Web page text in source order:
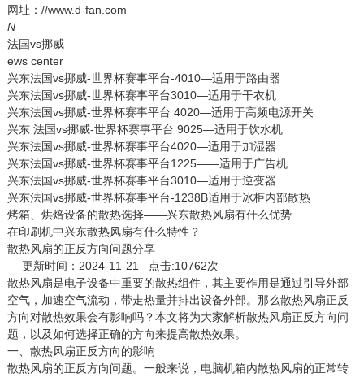
网址：//www.d-fan.com
N
法国vs挪威
ews center
兴东法国vs挪威-世界杯赛事平台-4010—适用于路由器
兴东法国vs挪威-世界杯赛事平台3010—适用于干衣机
兴东法国vs挪威-世界杯赛事平台 4020—适用于高频电源开关
兴东 法国vs挪威-世界杯赛事平台 9025—适用于饮水机
兴东法国vs挪威-世界杯赛事平台4020—适用于加湿器
兴东法国vs挪威-世界杯赛事平台1225——适用于广告机
兴东法国vs挪威-世界杯赛事平台3010—适用于逆变器
兴东法国vs挪威-世界杯赛事平台-1238B适用于冰柜内部散热
烤箱、烘焙设备的散热选择——兴东散热风扇有什么优势
在印刷机中兴东散热风扇有什么特性？
散热风扇的正反方向问题分享
更新时间：2024-11-21 点击:10762次
散热风扇是电子设备中重要的散热组件，其主要作用是通过引导外部
空气，加速空气流动，带走热量并排出设备外部。那么散热风扇正反
方向对散热效果会有影响吗？本文将为大家解析散热风扇正反方向问
题，以及如何选择正确的方向来提高散热效果。
一、散热风扇正反方向的影响
散热风扇的正反方向问题。一般来说，电脑机箱内散热风扇的正常转